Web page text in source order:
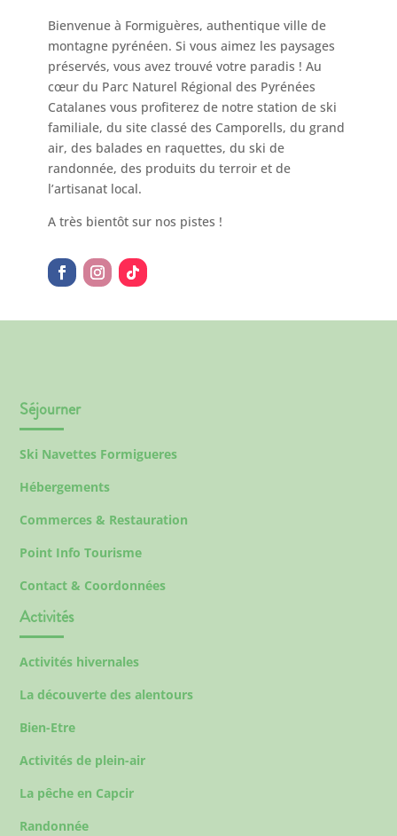
Bienvenue à Formiguères, authentique ville de
montagne pyrénéen. Si vous aimez les paysages
préservés, vous avez trouvé votre paradis ! Au
cœur du Parc Naturel Régional des Pyrénées
Catalanes vous profiterez de notre station de ski
familiale, du site classé des Camporells, du grand
air, des balades en raquettes, du ski de
randonnée, des produits du terroir et de
l’artisanat local.
A très bientôt sur nos pistes !
Séjourner
Ski Navettes Formigueres
Hébergements
Commerces & Restauration
Point Info Tourisme
Contact & Coordonnées
Activités
Activités hivernales
La découverte des alentours
Bien-Etre
Activités de plein-air
La pêche en Capcir
Randonnée